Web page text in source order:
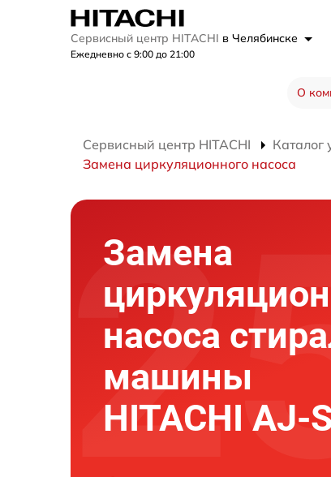
Сервисный центр HITACHI в Челябинске
Ежедневно с 9:00 до 21:00
О
Сервисный центр HITACHI Каталог
Замена циркуляционного насоса
Замена
насоса
машины
HITACHI AJ-